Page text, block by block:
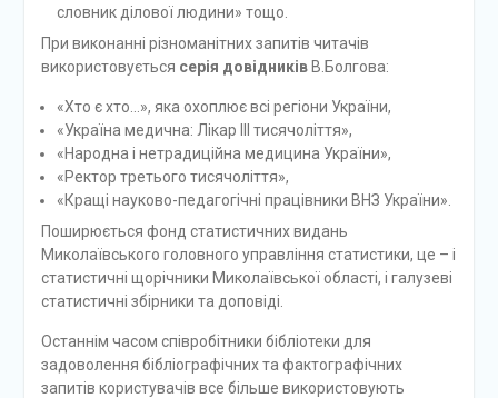
словник ділової людини» тощо.
При виконанні різноманітних запитів читачів
використовується серія довідниківВ.Болгова:
«Хто є хто…», яка охоплює всі регіони України,
«Україна медична: Лікар ІІІ тисячоліття»,
«Народна і нетрадиційна медицина України»,
«Ректор третього тисячоліття»,
«Кращі науково-педагогічні працівники ВНЗ України».
Поширюється фонд статистичних видань
Миколаївського головного управління статистики, це – і
статистичні щорічники Миколаївської області, і галузеві
статистичні збірники та доповіді.
Останнім часом співробітники бібліотеки для
задоволення бібліографічних та фактографічних
запитів користувачів все більше використовують